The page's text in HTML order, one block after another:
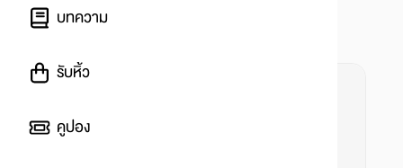
บทความ
รับหิ้ว
คูปอง
โปรโมชัน